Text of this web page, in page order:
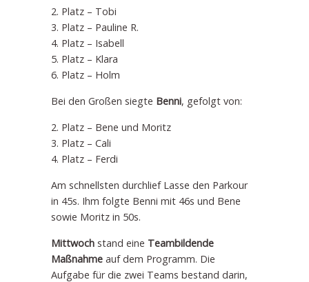
2. Platz – Tobi
3. Platz – Pauline R.
4. Platz – Isabell
5. Platz – Klara
6. Platz – Holm
Bei den Großen siegte Benni, gefolgt von:
2. Platz – Bene und Moritz
3. Platz – Cali
4. Platz – Ferdi
Am schnellsten durchlief Lasse den Parkour
in 45s. Ihm folgte Benni mit 46s und Bene
sowie Moritz in 50s.
Mittwoch stand eine Teambildende
Maßnahme auf dem Programm. Die
Aufgabe für die zwei Teams bestand darin,